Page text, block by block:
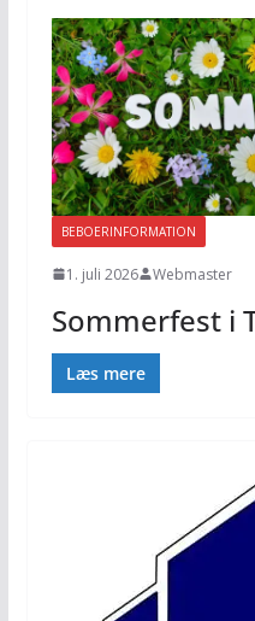
BEBOERINFORMATION
1. juli 2026 Webmaster
Sommerfest i
Læs mere